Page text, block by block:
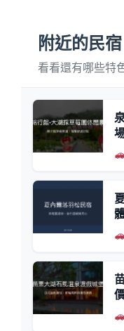
附近的民宿
看看還有哪些特